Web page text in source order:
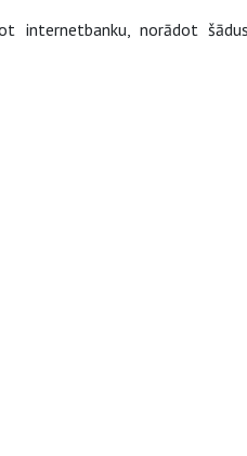
internetbanku, norādot šādus